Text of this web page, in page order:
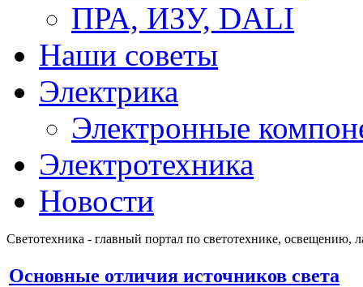
ПРА, ИЗУ, DALI
Наши советы
Электрика
Электронные
Электротехника
Новости
Светотехника - главный портал по светотехнике, освещению,
Основные отличия источников света